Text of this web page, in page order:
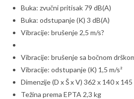
Buka: zvučni pritisak 79 dB(A)
Buka: odstupanje (K) 3 dB(A)
Vibracije: brušenje 2,5 m/s?
Vibracije: brušenje sa bočnom
Vibracije: odstupanje (K) 1,5 m/s²
Dimenzije (D x Š x V) 362 x 140 x 145
Težina prema EPTA 2,3 kg